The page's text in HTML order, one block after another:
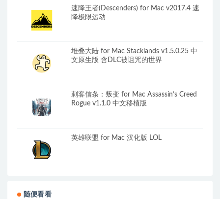
速降王者(Descenders) for Mac v2017.4 速
降极限运动
堆叠大陆 for Mac Stacklands v1.5.0.25 中
文原生版 含DLC被诅咒的世界
刺客信条：叛变 for Mac Assassin’s Creed
Rogue v1.1.0 中文移植版
英雄联盟 for Mac 汉化版 LOL
随便看看